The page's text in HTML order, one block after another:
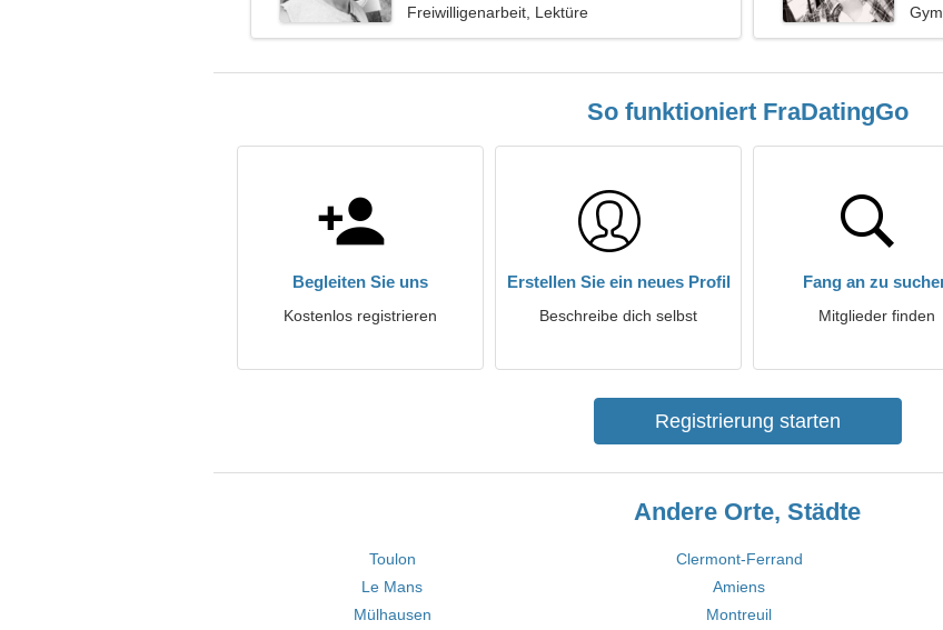
Freiwilligenarbeit, Lektüre
So funktioniert FraDatingGo
Begleiten Sie uns
Kostenlos registrieren
Erstellen Sie ein neues Profil
Beschreibe dich selbst
Fang an zu
Mitglieder finden
Registrierung starten
Andere Orte, Städte
Toulon Clermont-Ferrand
Le Mans
Amiens
Mülhausen
Montreuil